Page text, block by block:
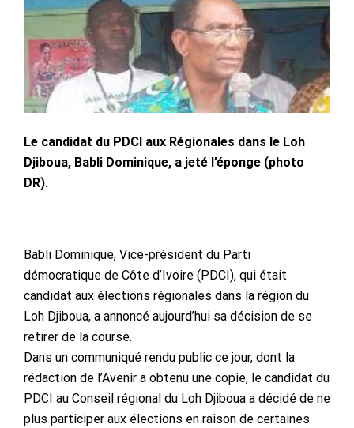
Le candidat du PDCI aux Régionales dans le Loh
Djiboua, Babli Dominique, a jeté l’éponge (photo
DR).
Babli Dominique, Vice-président du Parti
démocratique de Côte d’Ivoire (PDCI), qui était
candidat aux élections régionales dans la région du
Loh Djiboua, a annoncé aujourd’hui sa décision de se
retirer de la course.
Dans un communiqué rendu public ce jour, dont la
rédaction de l’Avenir a obtenu une copie, le candidat du
PDCI au Conseil régional du Loh Djiboua a décidé de ne
plus participer aux élections en raison de certaines